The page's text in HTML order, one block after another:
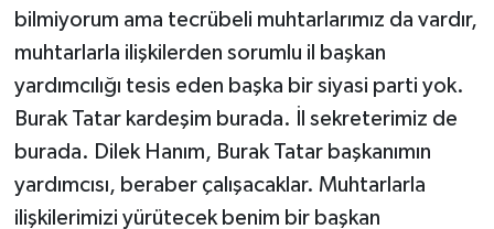
bilmiyorum ama tecrübeli muhtarlarımız da vardır,
muhtarlarla ilişkilerden sorumlu il başkan
yardımcılığı tesis eden başka bir siyasi parti yok.
Burak Tatar kardeşim burada. İl sekreterimiz de
burada. Dilek Hanım, Burak Tatar başkanımın
yardımcısı, beraber çalışacaklar. Muhtarlarla
ilişkilerimizi yürütecek benim bir başkan